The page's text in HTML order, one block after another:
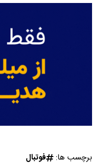
برچسب ها: فوتبال